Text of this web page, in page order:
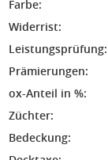
Farbe:
Widerrist:
Leistungsprüfung:
Prämierungen:
ox-Anteil in %:
Züchter:
Bedeckung: